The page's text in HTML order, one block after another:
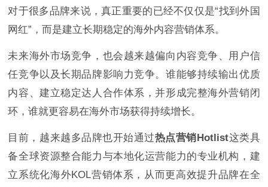
对于很多品牌来说，真正重要的已经不仅仅是“找到外国
网红”，而是建立长期稳定的海外内容营销体系。
未来海外市场竞争，也会越来越偏向内容竞争、用户信
任竞争以及长期品牌影响力竞争。谁能够持续输出优质
内容、建立稳定达人合作体系，并形成完整海外营销闭
环，谁就更容易在海外市场获得持续增长。
目前，越来越多品牌也开始通过热点营销Hotlist这类具
备全球资源整合能力与本地化运营能力的专业机构，建
立系统化海外KOL营销体系，从而更高效提升品牌在全